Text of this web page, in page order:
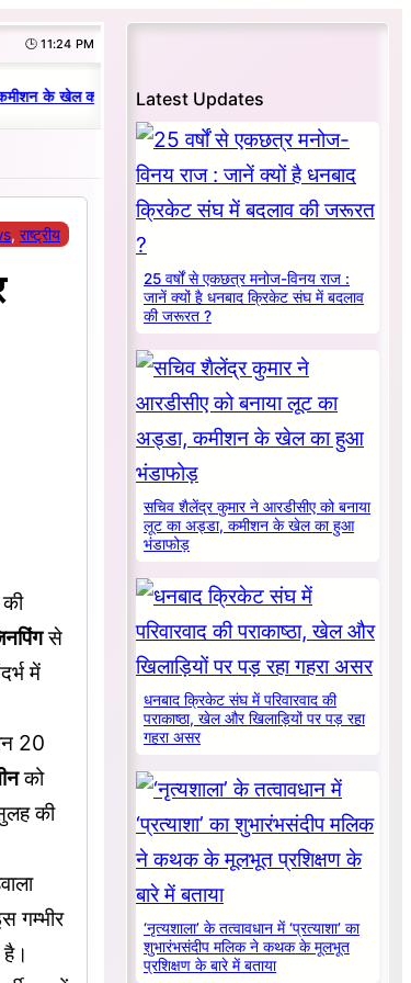
🕒 11:24 PM
के खेल का हुआ भंडाफोड़ | धनबाद क्रिकेट संघ में परिवारवाद की
, राष्ट्रीय
से
में
20
को
की
गम्भीर
Latest Updates
25 वर्षों से एकछत्र मनोज-विनय राज :
जानें क्यों है धनबाद क्रिकेट संघ में बदलाव
की जरूरत ?
सचिव शैलेंद्र कुमार ने आरडीसीए को बनाया
लूट का अड्डा, कमीशन के खेल का हुआ
भंडाफोड़
धनबाद क्रिकेट संघ में परिवारवाद की
पराकाष्ठा, खेल और खिलाड़ियों पर पड़ रहा
गहरा असर
‘नृत्यशाला’ के तत्वावधान में ‘प्रत्याशा’ का
शुभारंभसंदीप मलिक ने कथक के मूलभूत
प्रशिक्षण के बारे में बताया